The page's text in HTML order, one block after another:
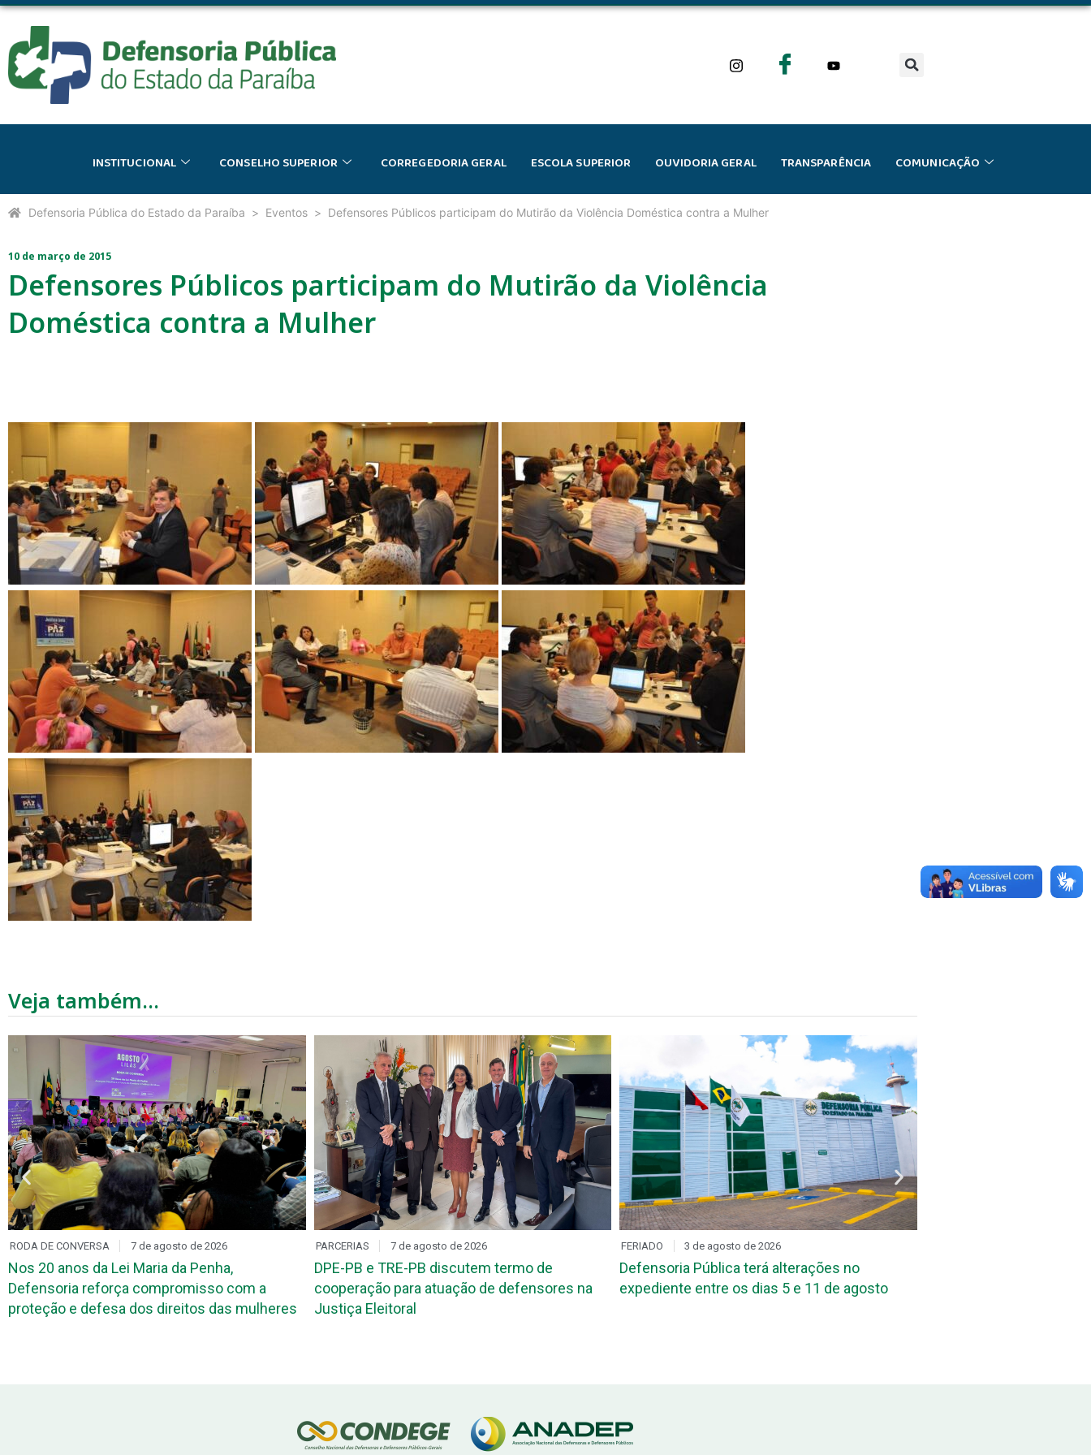
INSTITUCIONAL CONSELHO SUPERIOR CORREGEDORIA GERAL ESCOLA SUPERIOR OUVIDORIA GERAL TRANSPARÊNCIA COMUNICAÇÃO
Defensoria Pública do Estado da Paraíba Eventos Defensores Públicos participam do Mutirão da Violência Doméstica contra a Mulher
10 de março de 2015
Defensores Públicos participam do Mutirão da Violência
Doméstica contra a Mulher
Veja também...
RODA DE CONVERSA 7 de agosto de 2026
Nos 20 anos da Lei Maria da Penha,
Defensoria reforça compromisso com a
proteção e defesa dos direitos das mulheres
PARCERIAS 7 de agosto de 2026
DPE-PB e TRE-PB discutem termo de
cooperação para atuação de defensores na
Justiça Eleitoral
FERIADO 3 de agosto de 2026
Defensoria Pública terá alterações no
expediente entre os dias 5 e 11 de agosto